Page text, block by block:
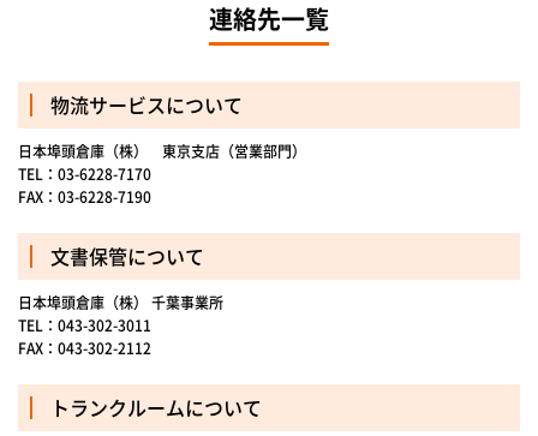
連絡先一覧
物流サービスについて
日本埠頭倉庫（株） 東京支店（営業部門）
TEL：03-6228-7170
FAX：03-6228-7190
文書保管について
日本埠頭倉庫（株） 千葉事業所
TEL：043-302-3011
FAX：043-302-2112
トランクルームについて